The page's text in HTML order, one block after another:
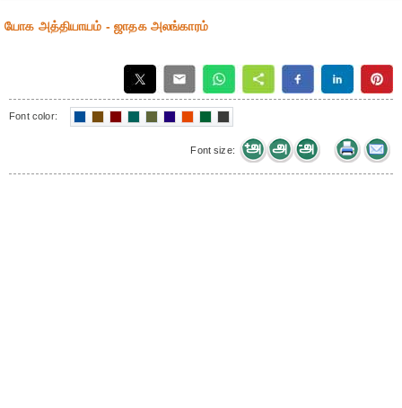
யோக அத்தியாயம் - ஜாதக அலங்காரம்
Font color:
Font size: